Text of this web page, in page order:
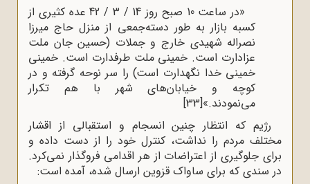
«در ساعت 10 صبح روز 14 / 3 / 42 عده کثیری از
کسبه بازار به طور دسته‌جمعی از منزل حاج میرزا
نصراله شهیدی خارج و جملات (حسین جان ملت
عزادارت است. خمینی ملت طرفدارت است. خمینی
خمینی خدا نگهدارت است) را سر نوحه گرفته و در
کوچه و خیابان‌های شهر با هم تکرار
می‌نمودند.»[33]
رژیم که انتظار چنین انسجام و استقبالی از اقشار
مختلف مردم را نداشت، کنترل خود را از دست داده و
برای جلوگیری از اعتراضات از هر اقدامی فروگذار نمی‌کرد.
در سندی که برای ساواک قزوین ارسال شده، آمده است: